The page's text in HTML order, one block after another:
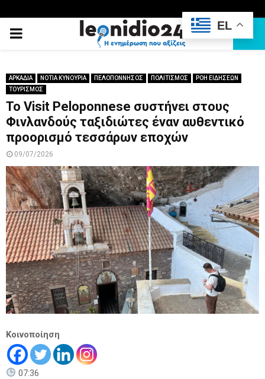
PRIMARY
ΑΡΚΑΔΙΑ ΝΟΤΙΑ ΚΥΝΟΥΡΙΑ ΠΕΛΟΠΟΝΝΗΣΟΣ ΠΟΛΙΤΙΣΜΟΣ
ΡΟΗ ΕΙΔΗΣΕΩΝ
ΤΟΥΡΙΣΜΟΣ
Το Visit Peloponnese συστήνει στους
Φινλανδούς ταξιδιώτες έναν αυθεντικό
προορισμό τεσσάρων εποχών
09/07/2026
Κοινοποίηση
07:36
EL